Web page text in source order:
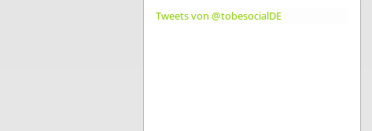
Tweets von @tobesocialDE